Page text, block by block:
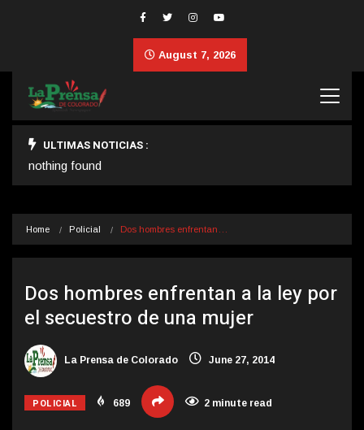
August 7, 2026
ULTIMAS NOTICIAS :
nothing found
Home Policial Dos hombres enfrentan…
Dos hombres enfrentan a la ley por
el secuestro de una mujer
La Prensa de Colorado June 27, 2014
POLICIAL 689 2 minute read